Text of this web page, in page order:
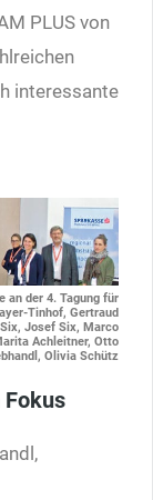
PLUS von
interessante
an der 4. Tagung für
Tinhof, Gertraud
Josef Six, Marco
Achleitner, Otto
Olivia Schütz